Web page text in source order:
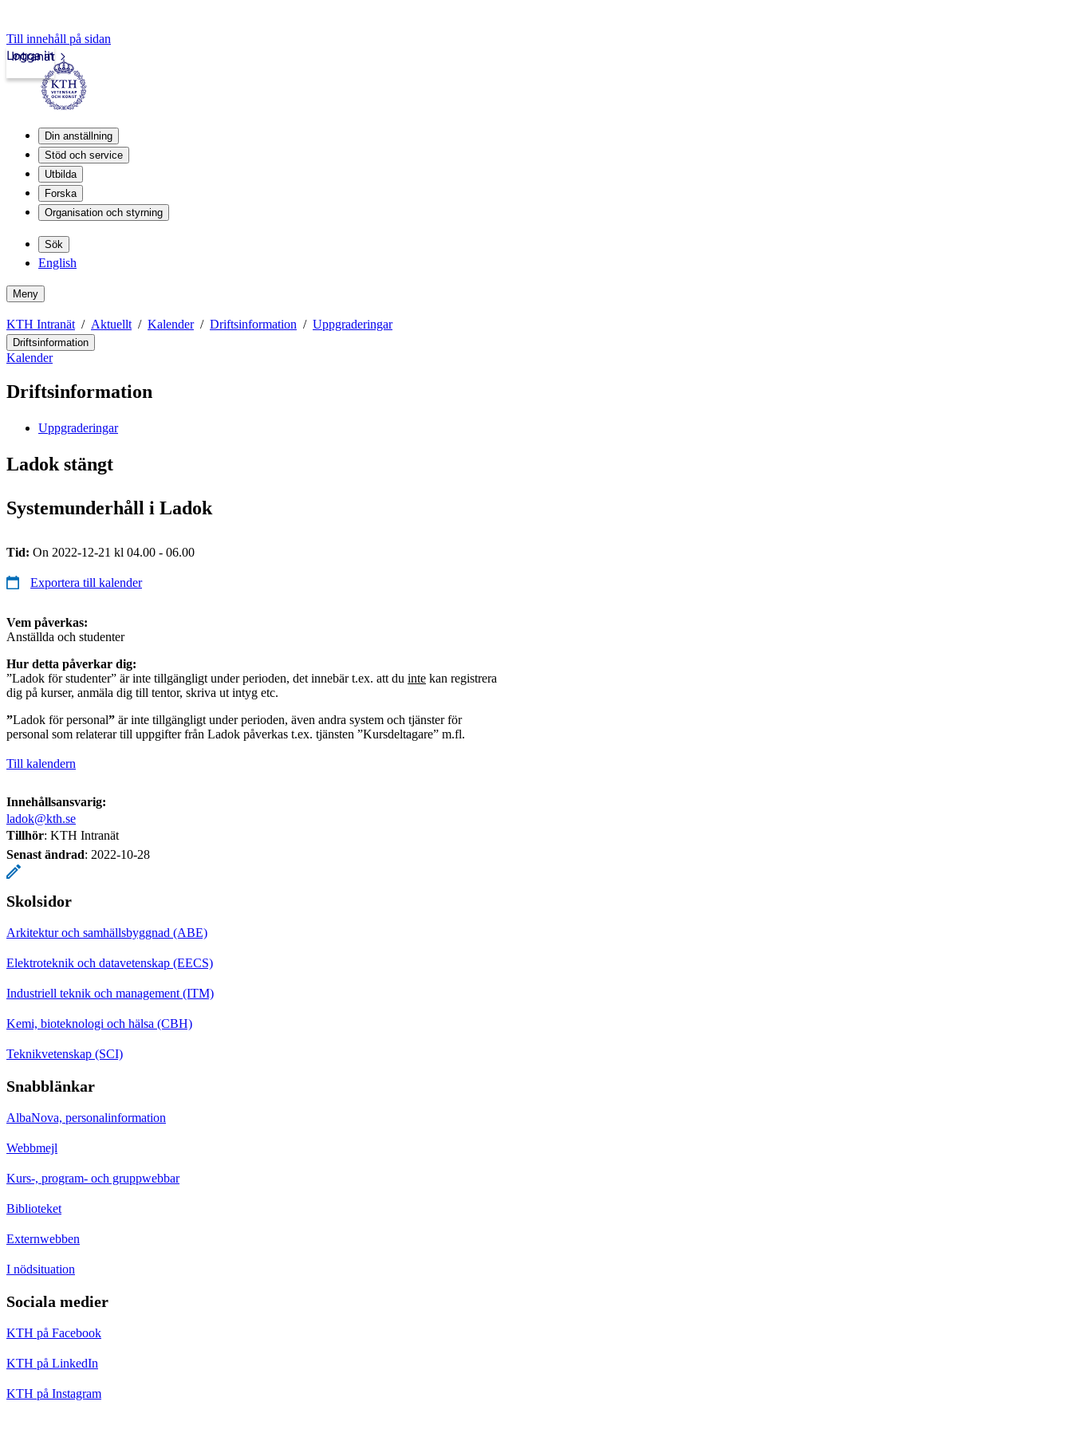
Till innehåll på sidan
Intranät
Logga in
Din anställning
Stöd och service
Utbilda
Forska
Organisation och styrning
Sök
English
Meny
KTH Intranät Aktuellt Kalender Driftsinformation Uppgraderingar
Driftsinformation
Kalender
Driftsinformation
Uppgraderingar
Ladok stängt
Systemunderhåll i Ladok
Tid: On 2022-12-21 kl 04.00 - 06.00
Exportera till kalender
Vem påverkas:
Anställda och studenter
Hur detta påverkar dig:
”Ladok för studenter” är inte tillgängligt under perioden, det innebär t.ex. att du inte kan registrera
dig på kurser, anmäla dig till tentor, skriva ut intyg etc.
”Ladok för personal” är inte tillgängligt under perioden, även andra system och tjänster för
personal som relaterar till uppgifter från Ladok påverkas t.ex. tjänsten ”Kursdeltagare” m.fl.
Till kalendern
Innehållsansvarig:
ladok@kth.se
Tillhör: KTH Intranät
Senast ändrad: 2022-10-28
Skolsidor
Arkitektur och samhällsbyggnad (ABE)
Elektroteknik och datavetenskap (EECS)
Industriell teknik och management (ITM)
Kemi, bioteknologi och hälsa (CBH)
Teknikvetenskap (SCI)
Snabblänkar
AlbaNova, personalinformation
Webbmejl
Kurs-, program- och gruppwebbar
Biblioteket
Externwebben
I nödsituation
Sociala medier
KTH på Facebook
KTH på LinkedIn
KTH på Instagram